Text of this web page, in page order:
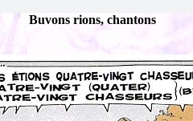
Buvons rions, chantons